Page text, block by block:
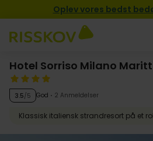
Oplev vores bedst
Hotel Sorriso Milano
3.5/5 God 2 Anmeldelser
Klassisk italiensk strandresort på et